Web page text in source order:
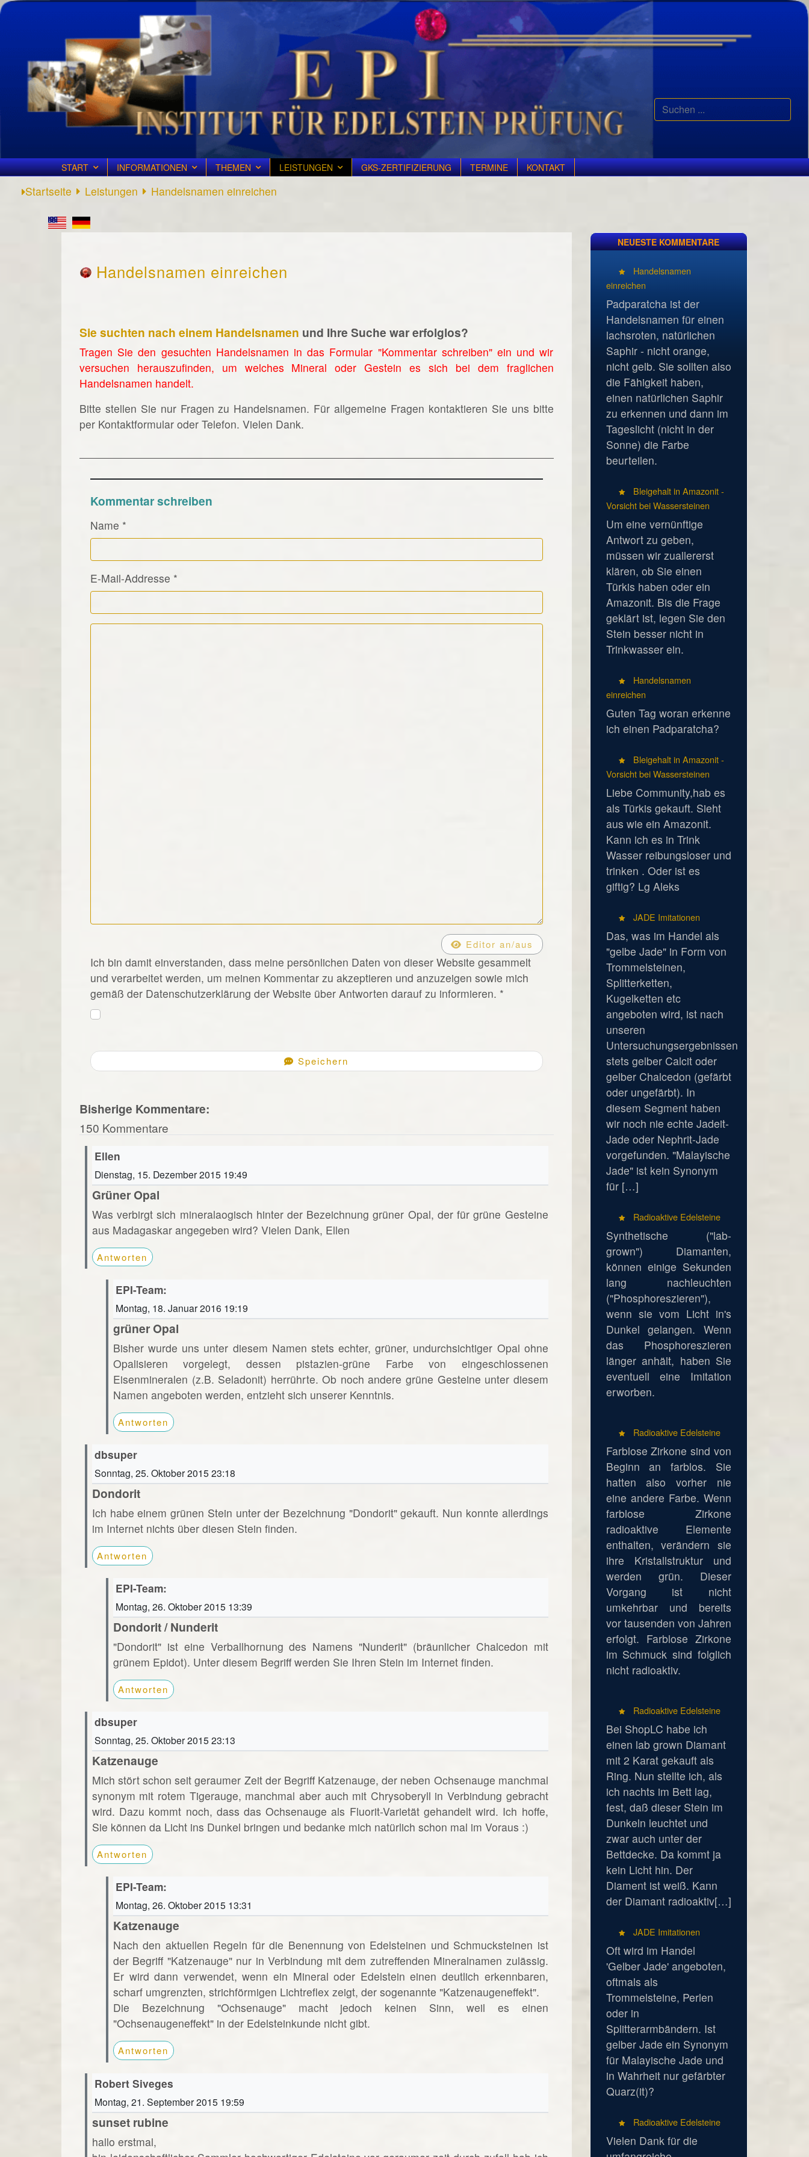
Suchen
...
START INFORMATIONEN THEMEN LEISTUNGEN GKS-ZERTIFIZIERUNG TERMINE KONTAKT
Startseite Leistungen Handelsnamen einreichen
Handelsnamen einreichen
Sie suchten nach einem Handelsnamen und Ihre Suche war erfolglos?
Tragen Sie den gesuchten Handelsnamen in das Formular "Kommentar schreiben" ein und wir
versuchen herauszufinden, um welches Mineral oder Gestein es sich bei dem fraglichen
Handelsnamen handelt.
Bitte stellen Sie nur Fragen zu Handelsnamen. Für allgemeine Fragen kontaktieren Sie uns bitte
per Kontaktformular oder Telefon. Vielen Dank.
Kommentar schreiben
Name *
E-Mail-Addresse *
Kommentar Text
Editor an/aus
Ich bin damit einverstanden, dass meine persönlichen Daten von dieser Website gesammelt
und verarbeitet werden, um meinen Kommentar zu akzeptieren und anzuzeigen sowie mich
gemäß der Datenschutzerklärung der Website über Antworten darauf zu informieren. *
Speichern
Bisherige Kommentare:
150 Kommentare
Ellen
Dienstag, 15. Dezember 2015 19:49
Grüner Opal
Was verbirgt sich mineralaogisch hinter der Bezeichnung grüner Opal, der für grüne Gesteine
aus Madagaskar angegeben wird? Vielen Dank, Ellen
Antworten
EPI-Team:
Montag, 18. Januar 2016 19:19
grüner Opal
Bisher wurde uns unter diesem Namen stets echter, grüner, undurchsichtiger Opal ohne
Opalisieren vorgelegt, dessen pistazien-grüne Farbe von eingeschlossenen
Eisenmineralen (z.B. Seladonit) herrührte. Ob noch andere grüne Gesteine unter diesem
Namen angeboten werden, entzieht sich unserer Kenntnis.
Antworten
dbsuper
Sonntag, 25. Oktober 2015 23:18
Dondorit
Ich habe einem grünen Stein unter der Bezeichnung "Dondorit" gekauft. Nun konnte allerdings
im Internet nichts über diesen Stein finden.
Antworten
EPI-Team:
Montag, 26. Oktober 2015 13:39
Dondorit / Nunderit
"Dondorit" ist eine Verballhornung des Namens "Nunderit" (bräunlicher Chalcedon mit
grünem Epidot). Unter diesem Begriff werden Sie Ihren Stein im Internet finden.
Antworten
dbsuper
Sonntag, 25. Oktober 2015 23:13
Katzenauge
Mich stört schon seit geraumer Zeit der Begriff Katzenauge, der neben Ochsenauge manchmal
synonym mit rotem Tigerauge, manchmal aber auch mit Chrysoberyll in Verbindung gebracht
wird. Dazu kommt noch, dass das Ochsenauge als Fluorit-Varietät gehandelt wird. Ich hoffe,
Sie können da Licht ins Dunkel bringen und bedanke mich natürlich schon mal im Voraus :)
Antworten
EPI-Team:
Montag, 26. Oktober 2015 13:31
Katzenauge
Nach den aktuellen Regeln für die Benennung von Edelsteinen und Schmucksteinen ist
der Begriff "Katzenauge" nur in Verbindung mit dem zutreffenden Mineralnamen zulässig.
Er wird dann verwendet, wenn ein Mineral oder Edelstein einen deutlich erkennbaren,
scharf umgrenzten, strichförmigen Lichtreflex zeigt, der sogenannte "Katzenaugeneffekt".
Die Bezeichnung "Ochsenauge" macht jedoch keinen Sinn, weil es einen
"Ochsenaugeneffekt" in der Edelsteinkunde nicht gibt.
Antworten
Robert Siveges
Montag, 21. September 2015 19:59
sunset rubine
hallo erstmal,
NEUESTE KOMMENTARE
Handelsnamen
einreichen
Padparatcha ist der
Handelsnamen für einen
lachsroten, natürlichen
Saphir - nicht orange,
nicht gelb. Sie sollten also
die Fähigkeit haben,
einen natürlichen Saphir
zu erkennen und dann im
Tageslicht (nicht in der
Sonne) die Farbe
beurteilen.
Bleigehalt in Amazonit -
Vorsicht bei Wassersteinen
Um eine vernünftige
Antwort zu geben,
müssen wir zuallererst
klären, ob Sie einen
Türkis haben oder ein
Amazonit. Bis die Frage
geklärt ist, legen Sie den
Stein besser nicht in
Trinkwasser ein.
Handelsnamen
einreichen
Guten Tag woran erkenne
ich einen Padparatcha?
Bleigehalt in Amazonit -
Vorsicht bei Wassersteinen
Liebe Community,hab es
als Türkis gekauft. Sieht
aus wie ein Amazonit.
Kann ich es in Trink
Wasser reibungsloser und
trinken . Oder ist es
giftig? Lg Aleks
JADE Imitationen
Das, was im Handel als
"gelbe Jade" in Form von
Trommelsteinen,
Splitterketten,
Kugelketten etc
angeboten wird, ist nach
unseren
Untersuchungsergebnissen
stets gelber Calcit oder
gelber Chalcedon (gefärbt
oder ungefärbt). In
diesem Segment haben
wir noch nie echte Jadeit-
Jade oder Nephrit-Jade
vorgefunden. "Malayische
Jade" ist kein Synonym
für […]
Radioaktive Edelsteine
Synthetische ("lab-
grown") Diamanten,
können einige Sekunden
lang nachleuchten
("Phosphoreszieren"),
wenn sie vom Licht in's
Dunkel gelangen. Wenn
das Phosphoreszieren
länger anhält, haben Sie
eventuell eine Imitation
erworben.
Radioaktive Edelsteine
Farblose Zirkone sind von
Beginn an farblos. Sie
hatten also vorher nie
eine andere Farbe. Wenn
farblose Zirkone
radioaktive Elemente
enthalten, verändern sie
ihre Kristallstruktur und
werden grün. Dieser
Vorgang ist nicht
umkehrbar und bereits
vor tausenden von Jahren
erfolgt. Farblose Zirkone
im Schmuck sind folglich
nicht radioaktiv.
Radioaktive Edelsteine
Bei ShopLC habe ich
einen lab grown Diamant
mit 2 Karat gekauft als
Ring. Nun stellte ich, als
ich nachts im Bett lag,
fest, daß dieser Stein im
Dunkeln leuchtet und
zwar auch unter der
Bettdecke. Da kommt ja
kein Licht hin. Der
Diament ist weiß. Kann
der Diamant radioaktiv[…]
JADE Imitationen
Oft wird im Handel
'Gelber Jade' angeboten,
oftmals als
Trommelsteine, Perlen
oder in
Splitterarmbändern. Ist
gelber Jade ein Synonym
für Malayische Jade und
in Wahrheit nur gefärbter
Quarz(it)?
Radioaktive Edelsteine
Vielen Dank für die